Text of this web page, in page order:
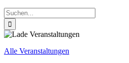
Suche
nach:
Alle Veranstaltungen